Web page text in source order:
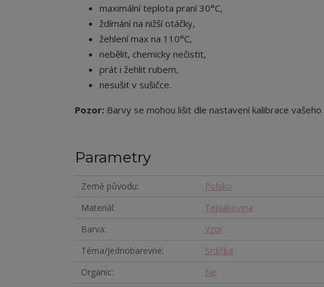
maximální teplota praní 30°C,
ždímání na nižší otáčky,
žehlení max na 110°C,
nebělit, chemicky nečistit,
prát i žehlit rubem,
nesušit v sušičce.
Pozor: Barvy se mohou lišit dle nastavení kalibrace vašeho
Parametry
Země původu
Polsko
Materiál
Teplákovina
Barva
Vzor
Téma/Jednobarevné
Srdíčka
Organic
Ne